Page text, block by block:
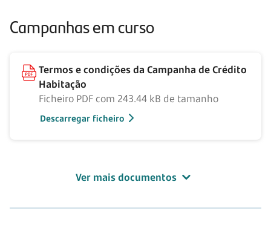
Campanhas em curso
Termos e condições da Campanha de Crédito
Habitação
Ficheiro PDF com 243.44 kB de tamanho
Descarregar ficheiro
Ver mais documentos